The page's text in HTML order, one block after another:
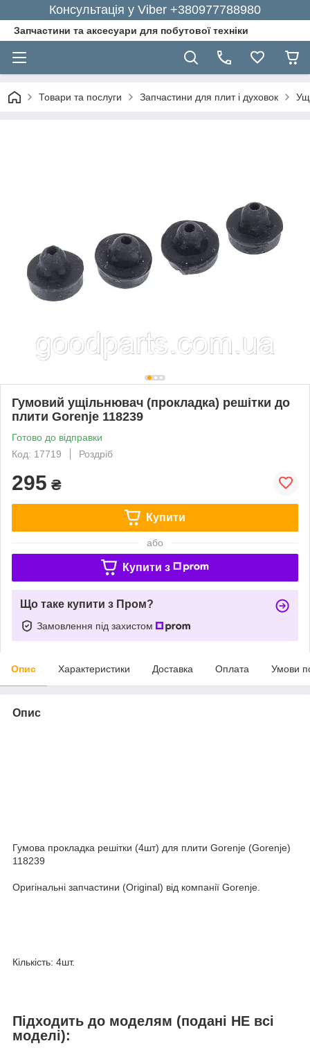
Консультація у Viber +380977788980
Запчастини та аксесуари для побутової техніки
Товари та послуги Запчастини для плит і духовок
Гумовий ущільнювач (прокладка) решітки до
плити Gorenje 118239
Готово до відправки
Код: 17719
Роздріб
295 ₴
Купити
або
Купити з
Що таке купити з Пром?
Замовлення під захистом
Опис Характеристики Доставка Оплата Умови
Опис
Гумова прокладка решітки (4шт) для плити Gorenje (Gorenje)
118239
Оригінальні запчастини (Original) від компанії Gorenje.
Кількість: 4шт.
Підходить до моделям (подані НЕ всі
моделі):